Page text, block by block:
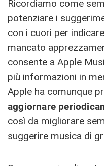
Ricordiamo come
potenziare i
con i cuori per
mancato
consente a Apple
più informazioni in
Apple ha comunque
aggiornare
così da migliorare
suggerire musica di